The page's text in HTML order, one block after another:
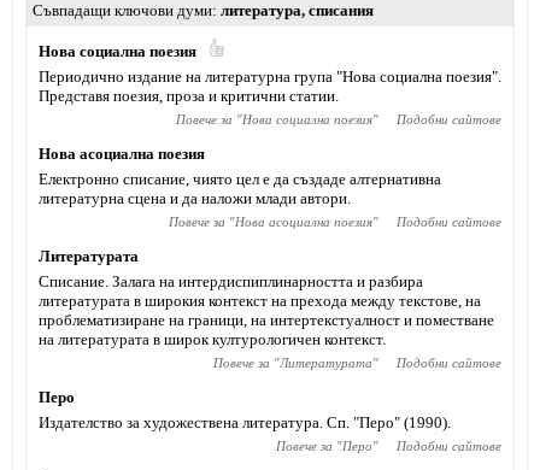
Съвпадащи ключови думи литература, списания
Нова социална поезия
Периодично издание на литературна група "Нова социална поезия".
Представя поезия, проза и критични статии.
Повече за "Нова социална поезия" Подобни сайтове
Нова асоциална поезия
Електронно списание, чиято цел е да създаде алтернативна
литературна сцена и да наложи млади автори.
Повече за "Нова асоциална поезия" Подобни сайтове
Литературата
Списание. Залага на интердиспиплинарността и разбира
литературата в широкия контекст на прехода между текстове, на
проблематизиране на граници, на интертекстуалност и поместване
на литературата в широк културологичен контекст.
Повече за "Литературата" Подобни сайтове
Перо
Издателство за художествена литература. Сп. "Перо" (1990).
Повече за "Перо" Подобни сайтове